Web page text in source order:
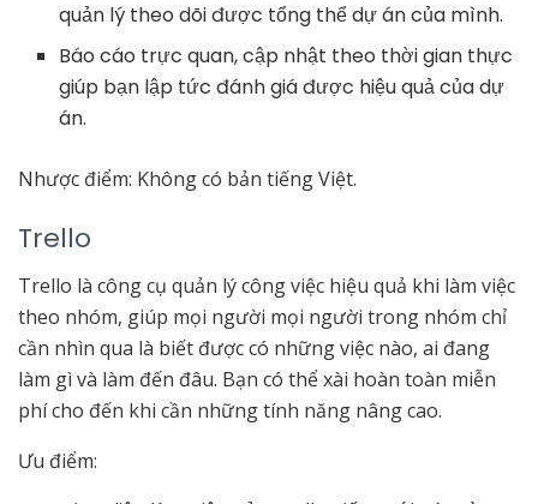
quản lý theo dõi được tổng thể dự án của mình.
Báo cáo trực quan, cập nhật theo thời gian thực
giúp bạn lập tức đánh giá được hiệu quả của dự
án.
Nhược điểm: Không có bản tiếng Việt.
Trello
Trello là công cụ quản lý công việc hiệu quả khi làm việc
theo nhóm, giúp mọi người mọi người trong nhóm chỉ
cần nhìn qua là biết được có những việc nào, ai đang
làm gì và làm đến đâu. Bạn có thể xài hoàn toàn miễn
phí cho đến khi cần những tính năng nâng cao.
Ưu điểm: